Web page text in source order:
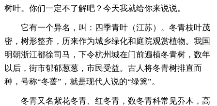
树叶。你们一定不了解吧？今天我就给你来说说。
它有一个异名，叫：四季青叶（江苏）。冬青枝叶茂
密，树形整齐，历来作为城乡绿化和庭院观赏植物。我国
明朝浙江都徐司马，下令杭州城在门前遍植冬青树，数年
以后，街市郁郁葱葱，市民受益。古人将冬青树排直而
种，号称“冬蔷”，就是现代人说的“绿篱”。
冬青又名紫花冬青、红冬青，数冬青科常见乔木，高